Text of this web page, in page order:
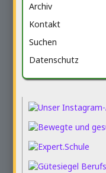
Archiv
Kontakt
Suchen
Datenschutz